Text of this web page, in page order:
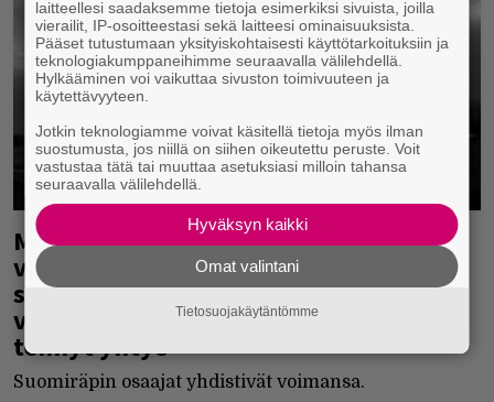
Muutama viikko sitten ilmestyi eräs
vuoden 2025 parhaista
suomalaislevyistä – uudella videolla
vierailee niin ikään nerokkaan levyn
tehnyt yhtye
Suomiräpin osaajat yhdistivät voimansa.
laitteellesi saadaksemme tietoja esimerkiksi sivuista, joilla
vierailit, IP-osoitteestasi sekä laitteesi ominaisuuksista.
Pääset tutustumaan yksityiskohtaisesti käyttötarkoituksiin ja
teknologiakumppaneihimme seuraavalla välilehdellä.
Hylkääminen voi vaikuttaa sivuston toimivuuteen ja
käytettävyyteen.
Jotkin teknologiamme voivat käsitellä tietoja myös ilman
suostumusta, jos niillä on siihen oikeutettu peruste. Voit
vastustaa tätä tai muuttaa asetuksiasi milloin tahansa
seuraavalla välilehdellä.
Hyväksyn kaikki
Omat valintani
Tietosuojakäytäntömme